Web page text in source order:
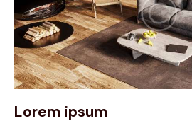
Lorem ipsum